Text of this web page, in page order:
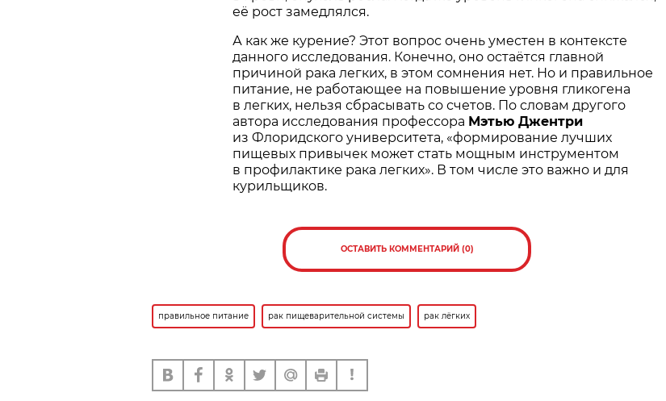
её рост замедлялся.
А как же курение? Этот вопрос очень уместен в контексте
данного исследования. Конечно, оно остаётся главной
причиной рака легких, в этом сомнения нет. Но и правильное
питание, не работающее на повышение уровня гликогена
в легких, нельзя сбрасывать со счетов. По словам другого
автора исследования профессора Мэтью Джентри
из Флоридского университета, «формирование лучших
пищевых привычек может стать мощным инструментом
в профилактике рака легких». В том числе это важно и для
курильщиков.
ОСТАВИТЬ КОММЕНТАРИЙ (0)
правильное питание рак пищеварительной системы рак лёгких